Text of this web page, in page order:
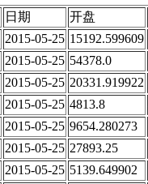
日期 开盘
2015-05-25 15192.599609
2015-05-25 54378.0
2015-05-25 20331.919922
2015-05-25 4813.8
2015-05-25 9654.280273
2015-05-25 27893.25
2015-05-25 5139.649902